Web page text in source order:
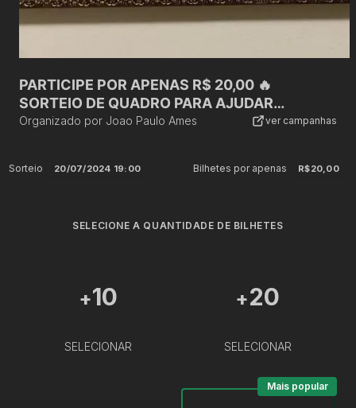
PARTICIPE POR APENAS R$ 20,00 🔥
SORTEIO DE QUADRO PARA AJUDAR
FAMÍLIAS ATINGIDAS PELAS ENCHENTES NO
Organizado por Joao Paulo Ames ver campanhas
Sorteio 20/07/2024 19:00 Bilhetes por apenas R$20,00
SELECIONE A QUANTIDADE DE BILHETES
+10
SELECIONAR
+20
SELECIONAR
Mais popular